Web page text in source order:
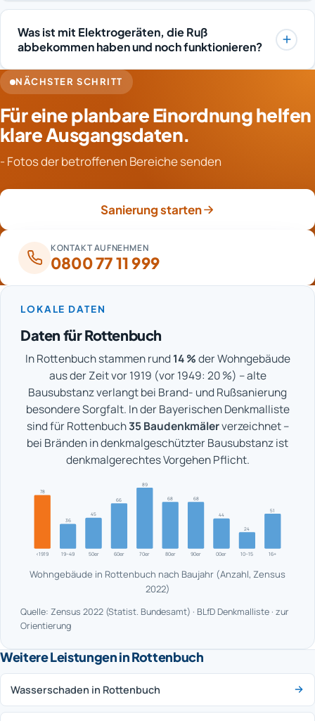
vielen Fällen nicht. Wertgegenstände und
Erinnerungsstücke können mit spezialisierten
Verfahren aufbereitet werden. Über Erhalt oder
dokumentiert entschieden.
Verbleibende Feuchtigkeit kann Schimmel, muffigen
Geruch und langfristige Schäden an Estrich, Dämmung
und Belägen verursachen. In Küchen verdecken
bestehen bleibt. Auch spätere Ablösungen von Putz
oder Bodenbelag kommen häufig vor. Messungen nach
den Löscharbeiten machen solche Risiken sichtbar,
bevor Bereiche wieder geschlossen werden.
Was ist mit Elektrogeräten, die Ruß
abbekommen haben und noch funktionieren?
Die Funktion allein zeigt nicht, dass ein Gerät
unbeschädigt ist. Korrosive Rußpartikel im Inneren
können Platinen und Kontakte schleichend angreifen,
sodass Ausfälle erst später auftreten. Betroffene
Geräte sollten deshalb nicht weiter genutzt, sondern
geprüft und je nach Befund fachgerecht gereinigt oder
NÄCHSTER SCHRITT
Für eine planbare Einordnung helfen
klare Ausgangsdaten.
- Fotos der betroffenen Bereiche senden
Sanierung starten
KONTAKT AUFNEHMEN
0800 77 11 999
LOKALE DATEN
Daten für Rottenbuch
In Rottenbuch stammen rund 14 %der Wohngebäude
aus der Zeit vor 1919 (vor 1949: 20 %) – alte
Bausubstanz verlangt bei Brand- und Rußsanierung
besondere Sorgfalt. In der Bayerischen Denkmalliste
sind für Rottenbuch35 Baudenkmälerverzeichnet –
bei Bränden in denkmalgeschützter Bausubstanz ist
denkmalgerechtes Vorgehen Pflicht.
<1919
78
19–49
36
50er
45
60er
66
70er
89
80er
68
90er
68
00er
44
10–15
24
16+
51
Wohngebäude in Rottenbuch nach Baujahr (Anzahl, Zensus
2022)
Quelle: Zensus 2022 (Statist. Bundesamt) · BLfD Denkmalliste · zur
Orientierung
Weitere Leistungen in Rottenbuch
Wasserschaden in Rottenbuch